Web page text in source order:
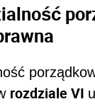
rozdziale VI